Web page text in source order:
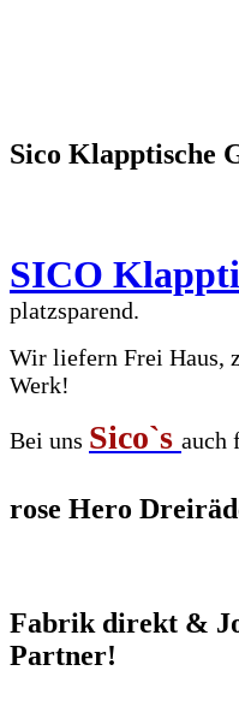
Sico Klapptische
SICO
platzsparend.
Wir liefern Frei Haus,
Werk!
Bei uns Sico`s auch
rose Hero
Fabrik direkt &
Partner!